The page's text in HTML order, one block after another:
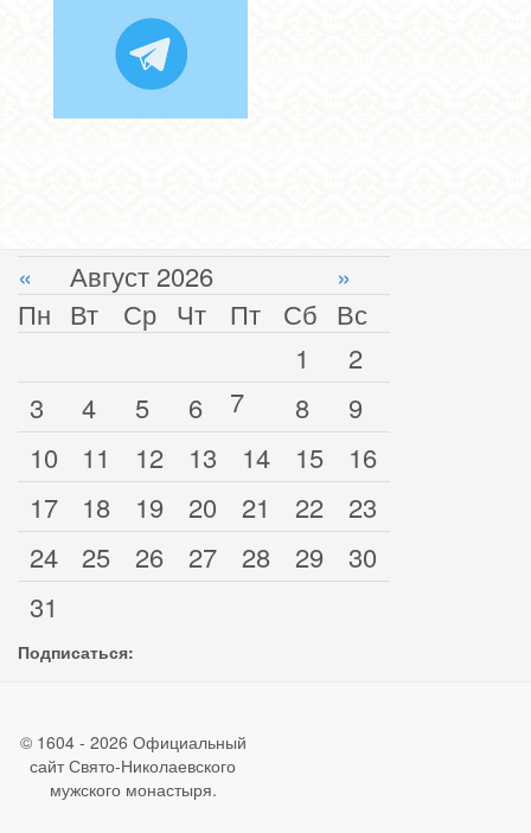
« Август 2026
»
Пн Вт Ср Чт Пт Сб Вс
1
2
3
4 5 6 7 8
9
10
11 12 13 14 15
16
17
18 19 20 21 22
23
24
25 26 27 28 29
30
31
Подписаться:
© 1604 - 2026 Официальный
сайт Свято-Николаевского
мужского монастыря.